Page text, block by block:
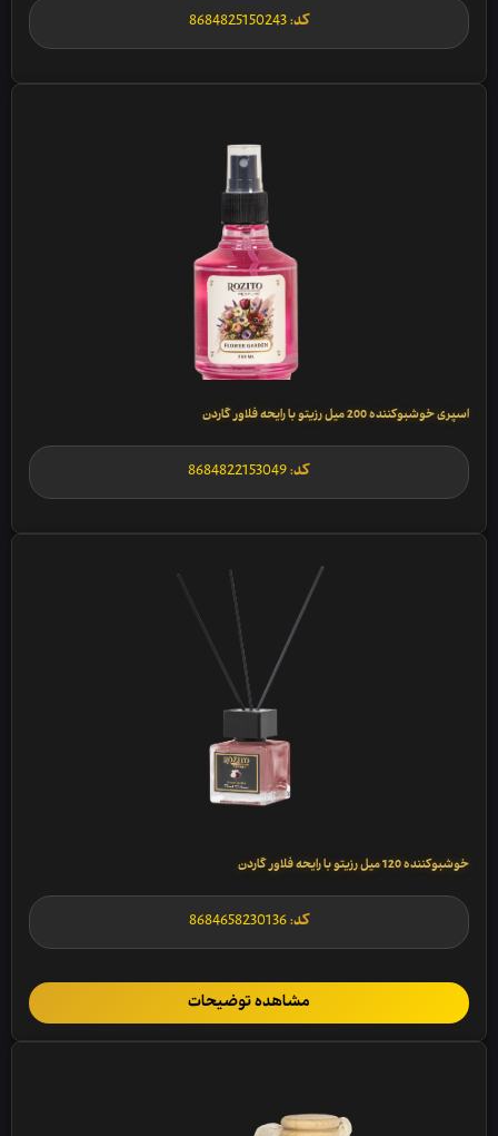
کد:8684825150243
اسپری خوشبوکننده 200 میل رزیتو با رایحه فلاور گاردن
کد:
خوشبوکننده 120 میل رزیتو با رایحه فلاور گاردن
کد:8684658230136
مشاهده توضیحات